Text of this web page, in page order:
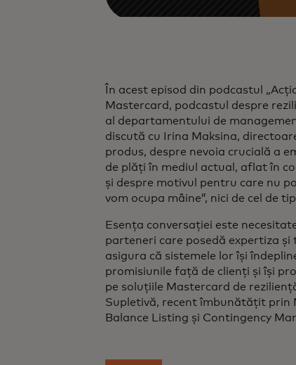
În acest episod din podcastul
Mastercard, podcastul despre
al departamentului de
discută cu Irina Maksina,
produs, despre nevoia crucială a
de plăți în mediul actual, aflat în
și despre motivul pentru care nu
vom ocupa mâine”, nici de cel de
Esența conversației este
parteneri care posedă expertiza
asigura că sistemele lor își
promisiunile față de clienți și își
pe soluțiile Mastercard de
Supletivă, recent îmbunătățit prin
Balance Listing și Contingency